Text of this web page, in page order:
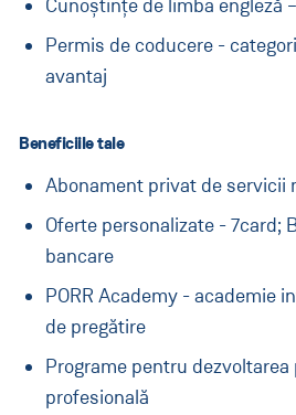
Cunoștințe de limba engleză
Permis de coducere -
avantaj
Beneficiile tale
Abonament privat de servicii
Oferte personalizate - 7card;
bancare
PORR Academy - academie
de pregătire
Programe pentru dezvoltarea
profesională